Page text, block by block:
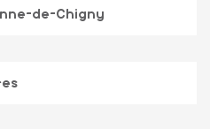
de-Chigny